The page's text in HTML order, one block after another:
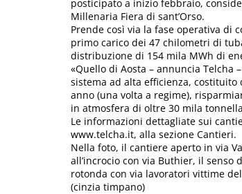
posticipato a inizio febbraio,
Millenaria Fiera di sant’Orso.
Prende così via la fase operativa di
primo carico dei 47 chilometri di
distribuzione di 154 mila MWh di
«Quello di Aosta – annuncia Telcha
sistema ad alta efficienza,
anno (una volta a regime),
in atmosfera di oltre 30 mila
Le informazioni dettagliate sui
www.telcha.it, alla sezione Cantieri.
Nella foto, il cantiere aperto in via
all’incrocio con via Buthier, il
rotonda con via lavoratori vittime
(cinzia timpano)